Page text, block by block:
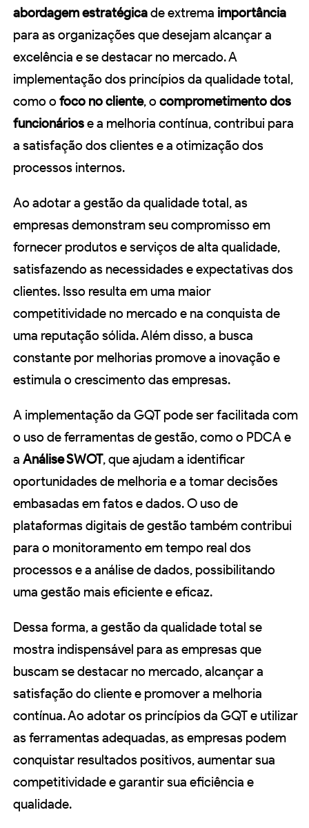
abordagem estratégicade extrema importância
para as organizações que desejam alcançar a
excelência e se destacar no mercado. A
implementação dos princípios da qualidade total,
como o foco no cliente, o comprometimento dos
funcionáriose a melhoria contínua, contribui para
a satisfação dos clientes e a otimização dos
processos internos.
Ao adotar a gestão da qualidade total, as
empresas demonstram seu compromisso em
fornecer produtos e serviços de alta qualidade,
satisfazendo as necessidades e expectativas dos
clientes. Isso resulta em uma maior
competitividade no mercado e na conquista de
uma reputação sólida. Além disso, a busca
constante por melhorias promove a inovação e
estimula o crescimento das empresas.
A implementação da GQT pode ser facilitada com
o uso de ferramentas de gestão, como o PDCA e
a Análise SWOT, que ajudam a identificar
oportunidades de melhoria e a tomar decisões
embasadas em fatos e dados. O uso de
plataformas digitais de gestão também contribui
para o monitoramento em tempo real dos
processos e a análise de dados, possibilitando
uma gestão mais eficiente e eficaz.
Dessa forma, a gestão da qualidade total se
mostra indispensável para as empresas que
buscam se destacar no mercado, alcançar a
satisfação do cliente e promover a melhoria
contínua. Ao adotar os princípios da GQT e utilizar
as ferramentas adequadas, as empresas podem
conquistar resultados positivos, aumentar sua
competitividade e garantir sua eficiência e
qualidade.